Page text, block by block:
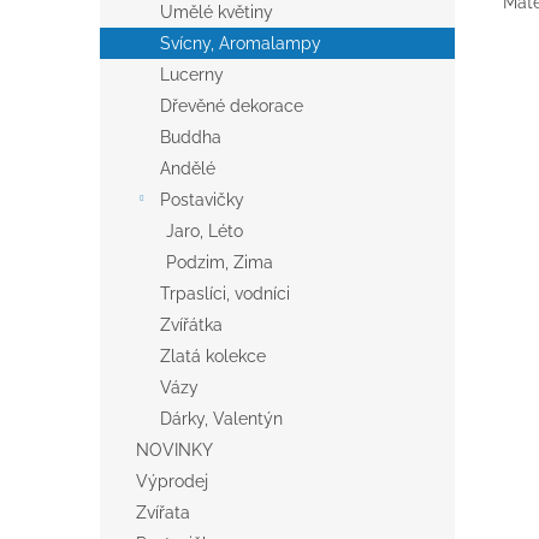
Umělé květiny
Svícny, Aromalampy
Lucerny
Dřevěné dekorace
Buddha
Andělé
Postavičky
Jaro, Léto
Podzim, Zima
Trpaslíci, vodníci
Zvířátka
Zlatá kolekce
Vázy
Dárky, Valentýn
NOVINKY
Výprodej
Zvířata